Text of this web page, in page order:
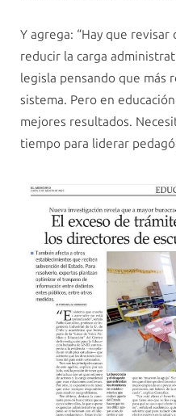
Y agrega: “Hay que
reducir la carga
legisla pensando que más
sistema. Pero en
mejores resultados.
tiempo para liderar